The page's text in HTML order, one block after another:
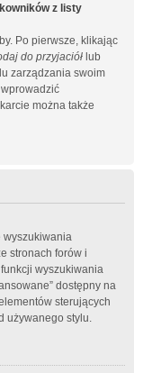
z listy
Po pierwsze, klikając
do przyjaciół lub
zarządzania swoim
wprowadzić
można także
wyszukiwania
stronach forów i
wyszukiwania
dostępny na
sterujących
używanego stylu.